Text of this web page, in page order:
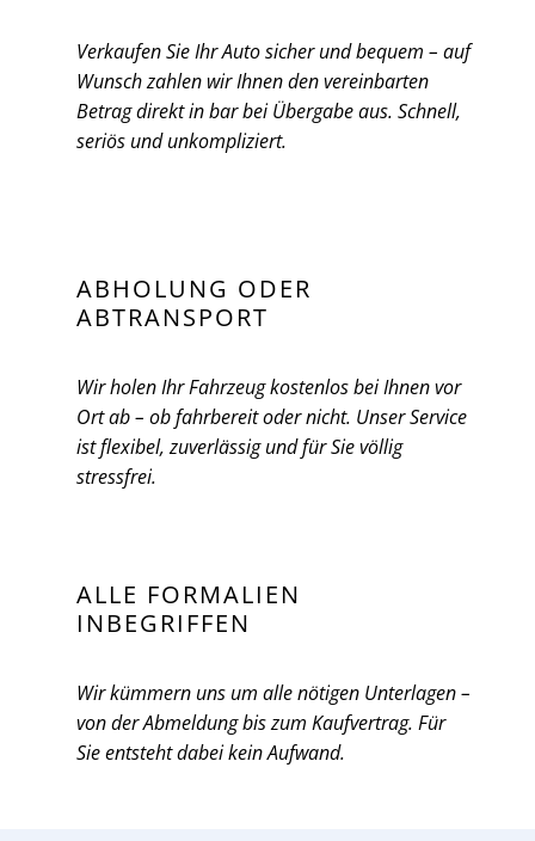
Verkaufen Sie Ihr Auto sicher und bequem – auf
Wunsch zahlen wir Ihnen den vereinbarten
Betrag direkt in bar bei Übergabe aus. Schnell,
seriös und unkompliziert.
ABHOLUNG ODER
ABTRANSPORT
Wir holen Ihr Fahrzeug kostenlos bei Ihnen vor
Ort ab – ob fahrbereit oder nicht. Unser Service
ist flexibel, zuverlässig und für Sie völlig
stressfrei.
ALLE FORMALIEN
INBEGRIFFEN
Wir kümmern uns um alle nötigen Unterlagen –
von der Abmeldung bis zum Kaufvertrag. Für
Sie entsteht dabei kein Aufwand.